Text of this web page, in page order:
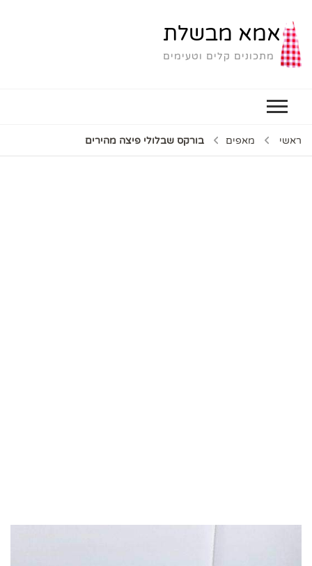
אמא מבשלת
מתכונים קלים וטעימים
ראשי מאפים בורקס שבלולי פיצה מהירים